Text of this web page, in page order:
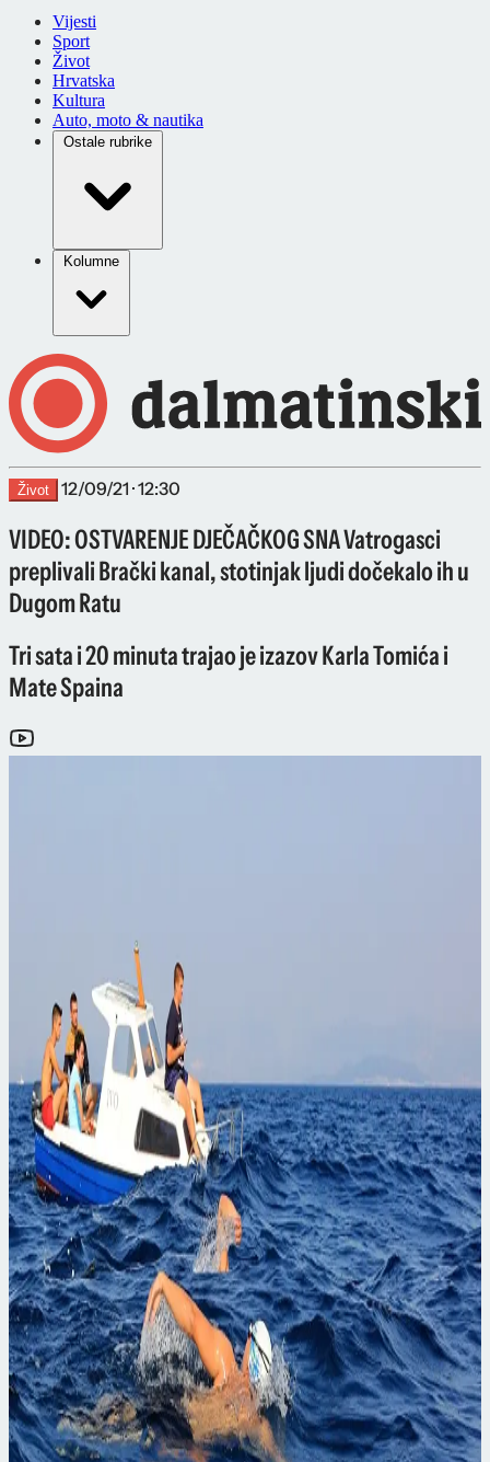
Vijesti
Sport
Život
Hrvatska
Kultura
Auto, moto & nautika
Ostale rubrike
Kolumne
Život 12/09/21 · 12:30
VIDEO: OSTVARENJE DJEČAČKOG SNA Vatrogasci
preplivali Brački kanal, stotinjak ljudi dočekalo ih u
Dugom Ratu
Tri sata i 20 minuta trajao je izazov Karla Tomića i
Mate Spaina